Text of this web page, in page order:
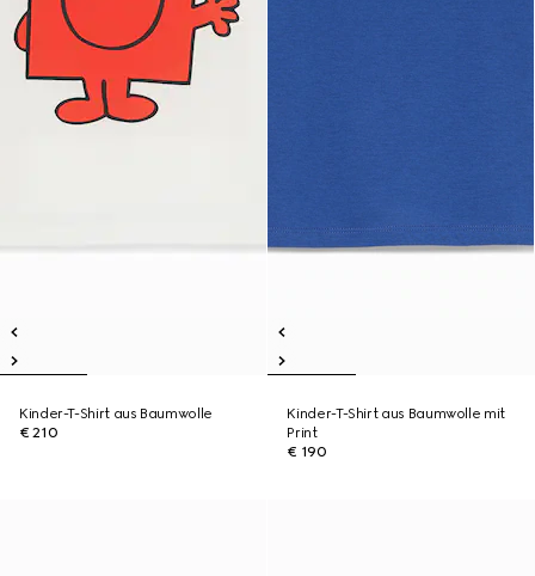
Kinder-T-Shirt aus Baumwolle
€ 210
Kinder-T-Shirt aus Baumwolle mit
Print
€ 190